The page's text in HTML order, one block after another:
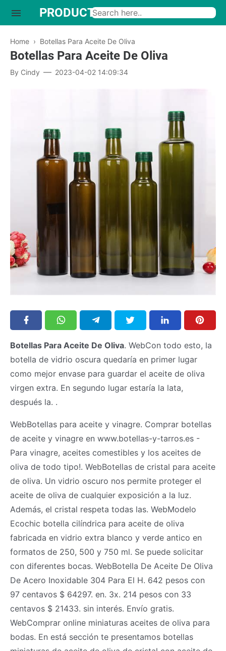
Home › Botellas Para Aceite De Oliva
Botellas Para Aceite De Oliva
By Cindy 2023-04-02 14:09:34
Botellas Para Aceite De Oliva. WebCon todo esto, la
botella de vidrio oscura quedaría en primer lugar
como mejor envase para guardar el aceite de oliva
virgen extra. En segundo lugar estaría la lata,
después la. .
WebBotellas para aceite y vinagre. Comprar botellas
de aceite y vinagre en www.botellas-y-tarros.es -
Para vinagre, aceites comestibles y los aceites de
oliva de todo tipo!. WebBotellas de cristal para aceite
de oliva. Un vidrio oscuro nos permite proteger el
aceite de oliva de cualquier exposición a la luz.
Además, el cristal respeta todas las. WebModelo
Ecochic botella cilíndrica para aceite de oliva
fabricada en vidrio extra blanco y verde antico en
formatos de 250, 500 y 750 ml. Se puede solicitar
con diferentes bocas. WebBotella De Aceite De Oliva
De Acero Inoxidable 304 Para El H. 642 pesos con
97 centavos $ 64297. en. 3x. 214 pesos con 33
centavos $ 21433. sin interés. Envío gratis.
WebComprar online miniaturas aceites de oliva para
bodas. En está sección te presentamos botellas